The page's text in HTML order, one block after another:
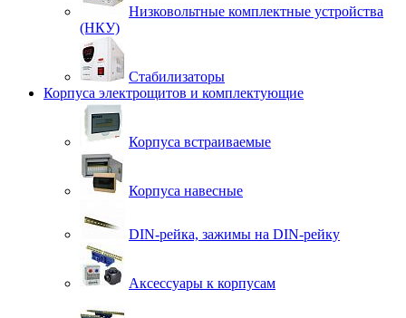
Низковольтные комплектные устройства
(НКУ)
Стабилизаторы
Корпуса электрощитов и комплектующие
Корпуса встраиваемые
Корпуса навесные
DIN-рейка, зажимы на DIN-рейку
Аксессуары к корпусам